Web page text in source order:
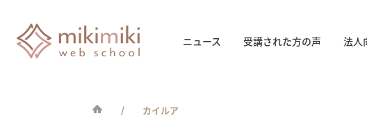
ニュース 受講された方の声 法人
カイルア